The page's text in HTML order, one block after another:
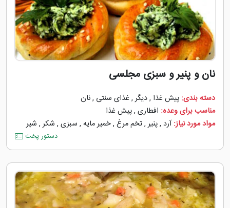
نان و پنیر و سبزی مجلسی
دسته بندی: پیش غذا ,دیگر, غذای سنتی ,نان
مناسب برای وعده: افطاری ,پیش غذا
مواد مورد نیاز: آرد ,پنیر,تخم مرغ ,خمیر مایه , سبزی , شکر, شیر
دستور پخت